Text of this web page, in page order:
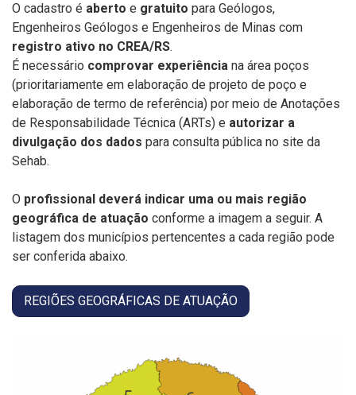
O cadastro é aberto e gratuito para Geólogos,
Engenheiros Geólogos e Engenheiros de Minas com
registro ativo no CREA/RS.
É necessário comprovar experiência na área poços
(prioritariamente em elaboração de projeto de poço e
elaboração de termo de referência) por meio de Anotações
de Responsabilidade Técnica (ARTs) e autorizar a
divulgação dos dados para consulta pública no site da
Sehab.
O profissional deverá indicar uma ou mais região
geográfica de atuação conforme a imagem a seguir. A
listagem dos municípios pertencentes a cada região pode
ser conferida abaixo.
REGIÕES GEOGRÁFICAS DE ATUAÇÃO